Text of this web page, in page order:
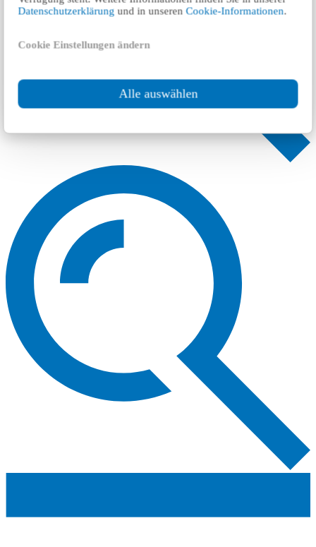
Datenschutzerklärung und in unserenCookie-Informationen.
Cookie Einstellungen ändern
Alle auswählen